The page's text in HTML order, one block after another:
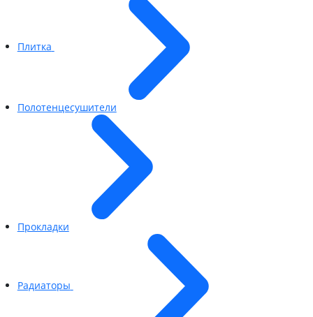
Плитка
Полотенцесушители
Прокладки
Радиаторы